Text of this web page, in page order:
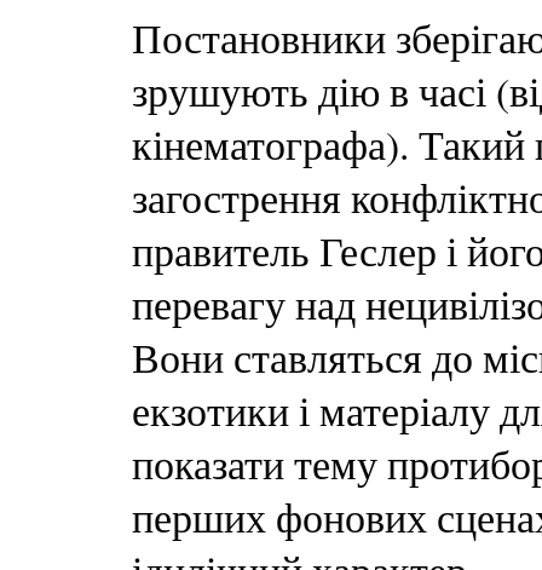
Постановники
зрушують дію в часі
кінематографа).
загострення
правитель Геслер і
перевагу над
Вони ставляться до
екзотики і матеріалу
показати тему
перших фонових